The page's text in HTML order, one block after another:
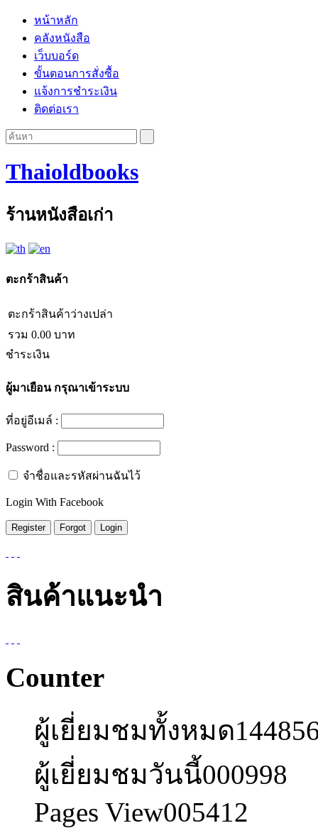
หน้าหลัก
คลังหนังสือ
เว็บบอร์ด
ขั้นตอนการสั่งซื้อ
แจ้งการชำระเงิน
ติดต่อเรา
Thaioldbooks
ร้านหนังสือเก่า
ตะกร้าสินค้า
ตะกร้าสินค้าว่างเปล่า
รวม 0.00 บาท
ชำระเงิน
ผู้มาเยือนกรุณาเข้าระบบ
ที่อยู่อีเมล์ :
Password :
จำชื่อและรหัสผ่านฉันไว้
Login With Facebook
สินค้าแนะนำ
Counter
ผู้เยี่ยมชมทั้งหมด
ผู้เยี่ยมชมวันนี้000998
Pages View005412